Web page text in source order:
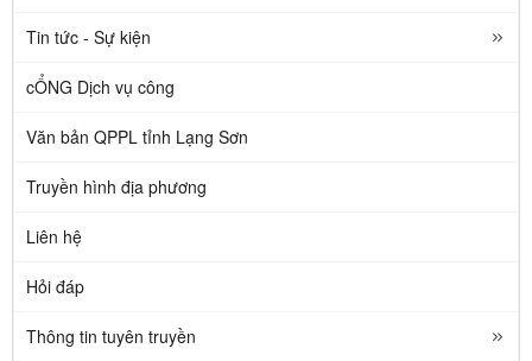
Tin tức - Sự kiện
cỔNG Dịch vụ công
Văn bản QPPL tỉnh Lạng Sơn
Truyền hình địa phương
Liên hệ
Hỏi đáp
Thông tin tuyên truyền